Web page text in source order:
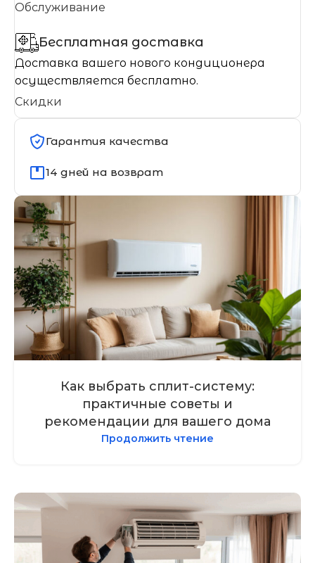
Обслуживание
Бесплатная доставка
Доставка вашего нового кондиционера
осуществляется бесплатно.
Скидки
Гарантия качества
14 дней на возврат
Как выбрать сплит-систему:
практичные советы и
рекомендации для вашего дома
Продолжить чтение